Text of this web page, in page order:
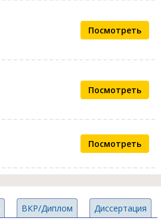
Посмотреть
Посмотреть
Посмотреть
ВКР/Диплом Диссертация